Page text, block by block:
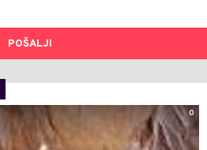
POŠALJI
0